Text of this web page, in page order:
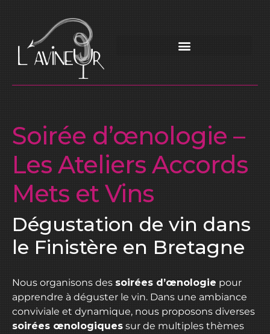
Soirée d’œnologie –
Les Ateliers Accords
Mets et Vins
Dégustation de vin dans
le Finistère en Bretagne ​
Nous organisons des soirées d’œnologie pour
apprendre à déguster le vin. Dans une ambiance
conviviale et dynamique, nous proposons diverses
soirées œnologiques sur de multiples thèmes